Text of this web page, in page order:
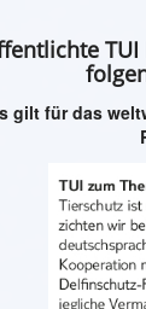
gilt für das